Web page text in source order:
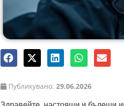
Публикувано: 29.06.2026